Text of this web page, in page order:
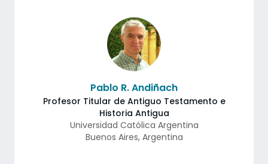
Pablo R. Andiñach
Profesor Titular de Antiguo Testamento e
Historia Antigua
Universidad Católica Argentina
Buenos Aires, Argentina